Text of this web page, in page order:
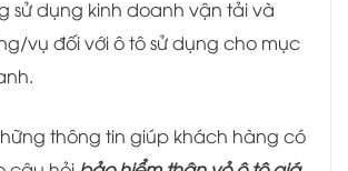
sử dụng kinh doanh vận tải và
vụ đối với ô tô sử dụng cho mục
thông tin giúp khách hàng có